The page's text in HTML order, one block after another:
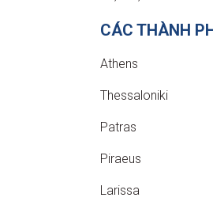
CÁC THÀNH
Athens
Thessaloniki
Patras
Piraeus
Larissa